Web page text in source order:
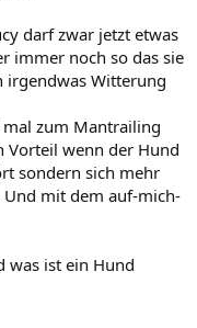
darf zwar jetzt etwas
immer noch so das sie
irgendwas Witterung
zum Mantrailing
Vorteil wenn der Hund
sondern sich mehr
mit dem auf-mich-
was ist ein Hund